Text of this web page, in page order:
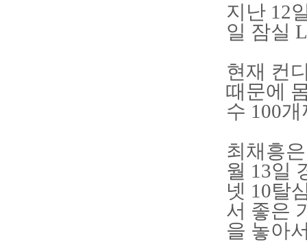
지난 12
일 잠실
현재 컨
때문에
수 100
최채흥
월 13일
넷 10탈
서 좋은
을 놓아